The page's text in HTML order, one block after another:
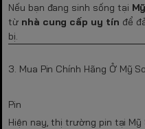
Nếu bạn đang sinh sống tại
từ nhà cung cấp uy tín để
bị.
3. Mua Pin Chính Hãng Ở Mỹ
Pin
Hiện nay, thị trường pin tại Mỹ